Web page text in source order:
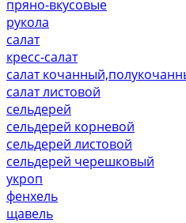
пряно-вкусовые
рукола
салат
кресс-салат
салат
салат листовой
сельдерей
сельдерей корневой
сельдерей листовой
сельдерей черешковый
укроп
фенхель
щавель